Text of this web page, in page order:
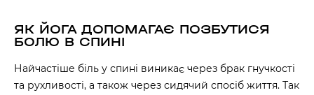
ЯК ЙОГА ДОПОМАГАЄ ПОЗБУТИСЯ
БОЛЮ В СПИНІ
Найчастіше біль у спині виникає через брак гнучкості
та рухливості, а також через сидячий спосіб життя. Так